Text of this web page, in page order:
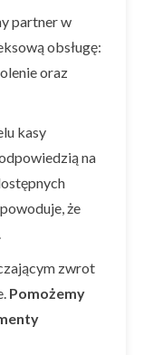
partner w
obsługę:
oraz
kasy
na
że
zwrot
Pomożemy